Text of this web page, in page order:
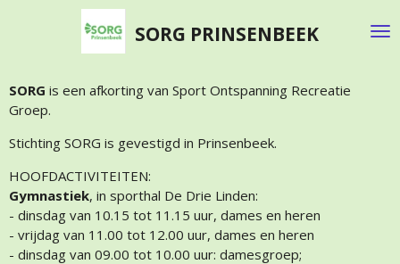
hoofdinhoud
SORG PRINSENBEEK
SORG is een afkorting van Sport Ontspanning Recreatie
Groep.
Stichting SORG is gevestigd in Prinsenbeek.
HOOFDACTIVITEITEN:
Gymnastiek, in sporthal De Drie Linden:
- dinsdag van 10.15 tot 11.15 uur, dames en heren
- vrijdag van 11.00 tot 12.00 uur, dames en heren
- dinsdag van 09.00 tot 10.00 uur: damesgroep;